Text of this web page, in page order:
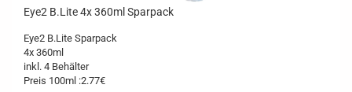
Eye2 B.Lite 4x 360ml Sparpack
Eye2 B.Lite Sparpack
4x 360ml
inkl. 4 Behälter
Preis 100ml :2.77€